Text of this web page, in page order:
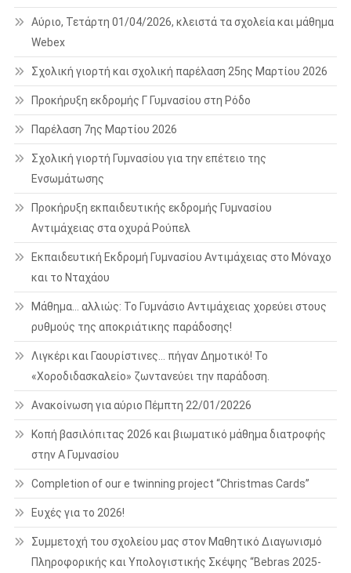
Αύριο, Τετάρτη 01/04/2026, κλειστά τα σχολεία και μάθημα
Webex
Σχολική γιορτή και σχολική παρέλαση 25ης Μαρτίου 2026
Προκήρυξη εκδρομής Γ Γυμνασίου στη Ρόδο
Παρέλαση 7ης Μαρτίου 2026
Σχολική γιορτή Γυμνασίου για την επέτειο της
Ενσωμάτωσης
Προκήρυξη εκπαιδευτικής εκδρομής Γυμνασίου
Αντιμάχειας στα οχυρά Ρούπελ
Εκπαιδευτική Εκδρομή Γυμνασίου Αντιμάχειας στο Μόναχο
και το Νταχάου
Μάθημα… αλλιώς: Το Γυμνάσιο Αντιμάχειας χορεύει στους
ρυθμούς της αποκριάτικης παράδοσης!
Λιγκέρι και Γαουρίστινες… πήγαν Δημοτικό! Το
«Χοροδιδασκαλείο» ζωντανεύει την παράδοση.
Ανακοίνωση για αύριο Πέμπτη 22/01/20226
Κοπή βασιλόπιτας 2026 και βιωματικό μάθημα διατροφής
στην Α Γυμνασίου
Completion of our e twinning project “Christmas Cards”
Ευχές για το 2026!
Συμμετοχή του σχολείου μας στον Μαθητικό Διαγωνισμό
Πληροφορικής και Υπολογιστικής Σκέψης “Bebras 2025-